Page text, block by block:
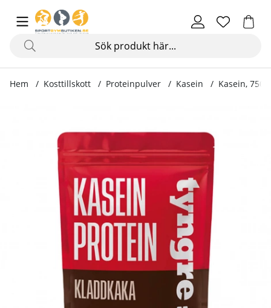
Hem Kosttillskott Proteinpulver Kasein Kasein, 750 g